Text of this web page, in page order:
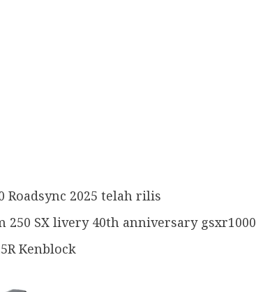
Roadsync 2025 telah rilis
SX livery 40th anniversary gsxr1000
Kenblock